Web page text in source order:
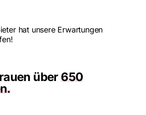
hat unsere Erwartungen
über650